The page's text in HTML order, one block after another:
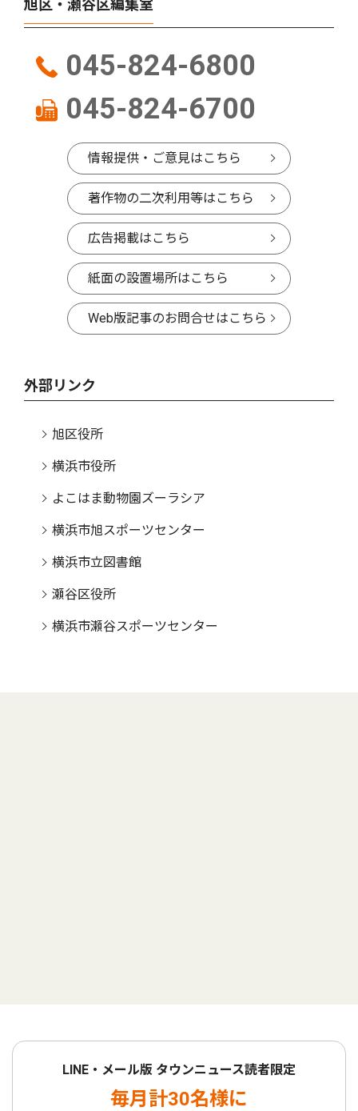
旭区・瀬谷区編集室
045-824-6800
045-824-6700
情報提供・ご意見はこちら
著作物の二次利用等はこちら
広告掲載はこちら
紙面の設置場所はこちら
Web版記事のお問合せはこちら
外部リンク
旭区役所
横浜市役所
よこはま動物園ズーラシア
横浜市旭スポーツセンター
横浜市立図書館
瀬谷区役所
横浜市瀬谷スポーツセンター
LINE・メール版 タウンニュース読者限定
毎月計30名様に